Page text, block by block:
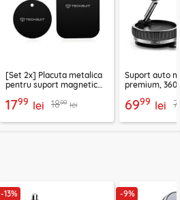
[Set 2x] Placuta metalica
pentru suport magnetic
negru
1799 lei 1899 lei
Suport auto
premium,
6999 lei
-13% -9%